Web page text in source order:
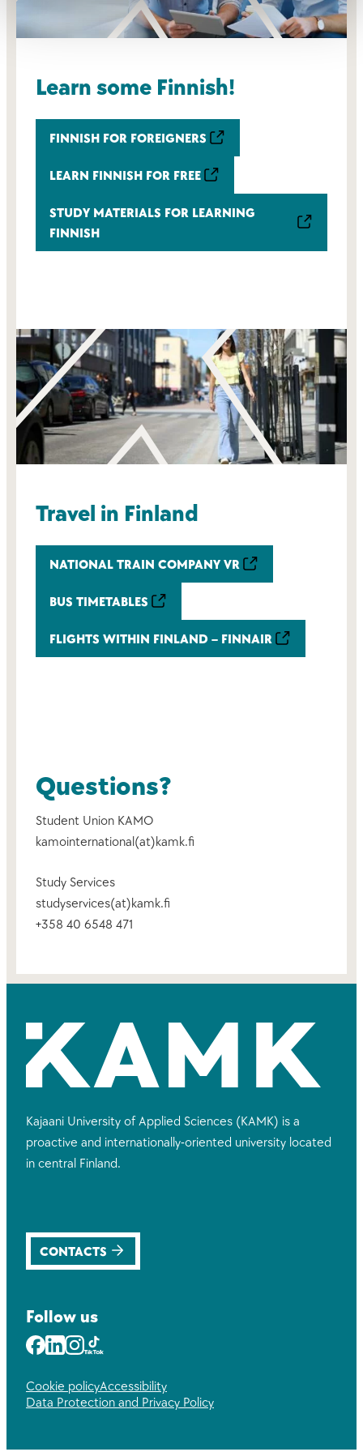
Learn some Finnish!
FINNISH FOR FOREIGNERS
LEARN FINNISH FOR FREE
STUDY MATERIALS FOR LEARNING
FINNISH
Travel in Finland
NATIONAL TRAIN COMPANY VR
BUS TIMETABLES
FLIGHTS WITHIN FINLAND – FINNAIR
Questions?
Student Union KAMO
kamointernational(at)kamk.fi
Study Services
studyservices(at)kamk.fi
+358 40 6548 471
Kajaani University of Applied Sciences (KAMK) is a
proactive and internationally-oriented university located
in central Finland.
CONTACTS
Follow us
Facebook
LinkedIn
Instagram
Youtube
Cookie policyAccessibility
Data Protection and Privacy Policy